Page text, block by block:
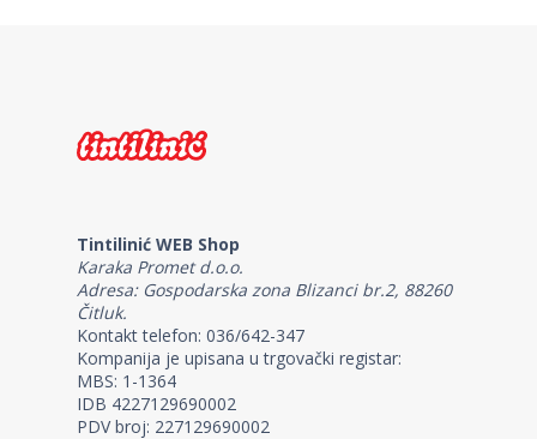
Tintilinić WEB Shop
Karaka Promet d.o.o.
Adresa: Gospodarska zona Blizanci br.2, 88260
Čitluk.
Kontakt telefon: 036/642-347
Kompanija je upisana u trgovački registar:
MBS: 1-1364
IDB 4227129690002
PDV broj: 227129690002